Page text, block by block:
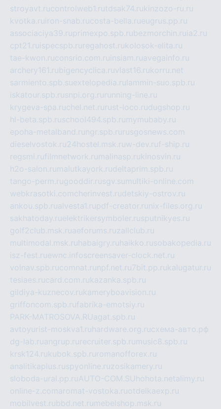
stroyavt.rucontrolweb1.rutdsak74.rukinzozo-ru.ru
kvotka.ru iron-snab.rucosta-bella.rueugrus.pp.ru
associaciya39.ruprimexpo.spb.rubezmorchin.ru ia2.ru
cpt21.ru ispecspb.ru regahost.rukolosok-elita.ru
tae-kwon.ruconsrio.com.ru insiam.ruavegainfo.ru
archery161.rubigencyclica.ruvlast16.rukorru.net
sarmiento.spb.suextelopedia.ru lammin-suo.spb.ru
iskatour.spb.rusnpi.org.ru running-line.ru
krygeva-spa.ruchel.net.ru rust-loco.rudugshop.ru
hl-beta.spb.ruschool494.spb.ru mymubaby.ru
epoha-metalband.ru ngr.spb.ru rusgosnews.com
dieselvostok.ru24hostel.msk.ruw-dev.ruf-ship.ru
regsmi.rufilmnetwork.ru malinasp.rukinosvin.ru
h2o-salon.ru malutkayork.rudeltaprim.spb.ru
tango-perm.rugooddir.rusgv.su multiki-online.com
webkrasotki.comcherinvest.rudetskiy-ostrov.ru
ankou.spb.rualvesta1.rupdf-creator.ru nix-files.org.ru
sakhatoday.ruelektrikersymboler.rusputnikyes.ru
golf2club.msk.ruaeforums.ruzallclub.ru
multimodal.msk.ru habaigry.ru haikko.rusobakopedia.ru
isz-fest.ruewnc.infoscreensaver-clock.net.ru
volnav.spb.rucomnat.ru npf.net.ru7bit.pp.rukalugatur.ru
tesiaes.rucard.com.rukazanka.spb.ru
gildiya-kuznecov.rukameryboavision.ru
griffoncom.spb.rufabrika-emotsiy.ru
PARK-MATROSOVA.RUagat.spb.ru
avtoyurist-moskva1.ru hardware.org.ruсхема-авто.рф
dg-lab.ruangrup.ru recruiter.spb.ru music8.spb.ru
krsk124.rukubok.spb.ru romanofforex.ru
analitikaplus.ruspyonline.ruzosikamery.ru
sloboda-ural.pp.ruAUTO-COM.SU hohota.netalimy.ru
online-z.comaromat-vostoka.ruotdelkaexp.ru
mobilvest.rubbd.net.ru mebelshop.msk.ru